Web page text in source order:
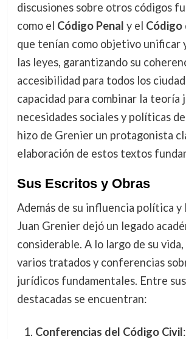
discusiones sobre otros códigos
como el Código Penal y el Código
que tenían como objetivo unificar
las leyes, garantizando su
accesibilidad para todos los
capacidad para combinar la teoría
necesidades sociales y políticas
hizo de Grenier un protagonista
elaboración de estos textos
Sus Escritos y Obras
Además de su influencia política y
Juan Grenier dejó un legado
considerable. A lo largo de su
varios tratados y conferencias
jurídicos fundamentales. Entre
destacadas se encuentran:
Conferencias del Código Civil